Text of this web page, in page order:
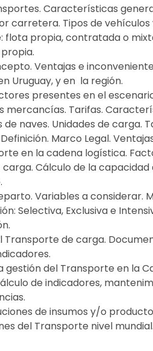
Características
carretera. Tipos de
flota propia, contratada o
Ventajas e
Uruguay, y en la región.
presentes en el
mercancías. Tarifas.
naves. Unidades de carga.
Marco Legal.
en la cadena logística.
Cálculo de la
Variables a considerar.
Selectiva, Exclusiva e
Transporte de carga.
gestión del Transporte en la
de indicadores,
de insumos y/o
del Transporte nivel